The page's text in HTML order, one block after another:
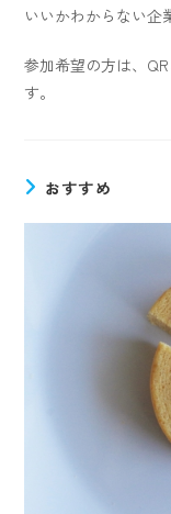
いいかわからない
参加希望の方は、
す。
おすすめ